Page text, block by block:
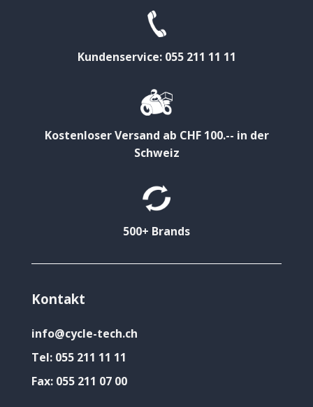
Kundenservice: 055 211 11 11
Kostenloser Versand ab CHF 100.-- in der
Schweiz
500+ Brands
Kontakt
info@cycle-tech.ch
Tel: 055 211 11 11
Fax: 055 211 07 00